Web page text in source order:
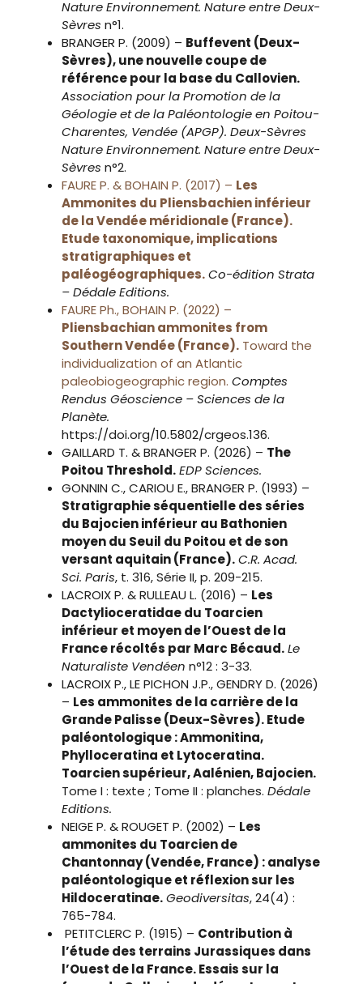
Nature Environnement. Nature entre Deux-
Sèvres n°1.
BRANGER P. (2009) – Buffevent (Deux-
Sèvres), une nouvelle coupe de
référence pour la base du Callovien.
Association pour la Promotion de la
Géologie et de la Paléontologie en Poitou-
Charentes, Vendée (APGP). Deux-Sèvres
Nature Environnement. Nature entre Deux-
Sèvres n°2.
FAURE P. & BOHAIN P. (2017) – Les
Ammonites du Pliensbachien inférieur
de la Vendée méridionale (France).
Etude taxonomique, implications
stratigraphiques et
paléogéographiques. Co-édition Strata
– Dédale Editions.
FAURE Ph., BOHAIN P. (2022) –
Pliensbachian ammonites from
Southern Vendée (France). Toward the
individualization of an Atlantic
paleobiogeographic region. Comptes
Rendus Géoscience – Sciences de la
Planète.
https://doi.org/10.5802/crgeos.136.
GAILLARD T. & BRANGER P. (2026) – The
Poitou Threshold. EDP Sciences.
GONNIN C., CARIOU E., BRANGER P. (1993) –
Stratigraphie séquentielle des séries
du Bajocien inférieur au Bathonien
moyen du Seuil du Poitou et de son
versant aquitain (France). C.R. Acad.
Sci. Paris, t. 316, Série II, p. 209-215.
LACROIX P. & RULLEAU L. (2016) – Les
Dactylioceratidae du Toarcien
inférieur et moyen de l’Ouest de la
France récoltés par Marc Bécaud. Le
Naturaliste Vendéen n°12 : 3-33.
LACROIX P., LE PICHON J.P., GENDRY D. (2026)
– Les ammonites de la carrière de la
Grande Palisse (Deux-Sèvres). Etude
paléontologique : Ammonitina,
Phylloceratina et Lytoceratina.
Toarcien supérieur, Aalénien, Bajocien.
Tome I : texte ; Tome II : planches.Dédale
Editions.
NEIGE P. & ROUGET P. (2002) – Les
ammonites du Toarcien de
Chantonnay (Vendée, France) : analyse
paléontologique et réflexion sur les
Hildoceratinae. Geodiversitas, 24(4) :
765-784.
PETITCLERC P. (1915) – Contribution à
l’étude des terrains Jurassiques dans
l’Ouest de la France. Essais sur la